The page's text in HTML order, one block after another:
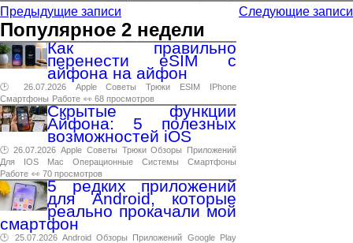
Предыдущие записи Следующие записи
Популярное 2 недели
Как правильно
перенести eSIM с
айфона на айфон
🕑 26.07.2026 Apple Советы Трюки ESIM
IPhone
Смартфоны Работе 👀 68 просмотров
Скрытые функции
Айфона: 5 полезных
возможностей iOS
🕑 26.07.2026 Apple Советы Трюки Обзоры
Приложений
Для
IOS Mac Операционные Системы
Смартфоны
Работе 👀 70 просмотров
5 редких приложений
для Android, которые
реально прокачали мой
смартфон
🕑 25.07.2026 Android Обзоры Приложений Google
Play